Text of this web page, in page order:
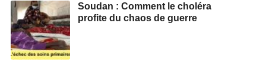
Soudan : Comment le choléra
profite du chaos de guerre